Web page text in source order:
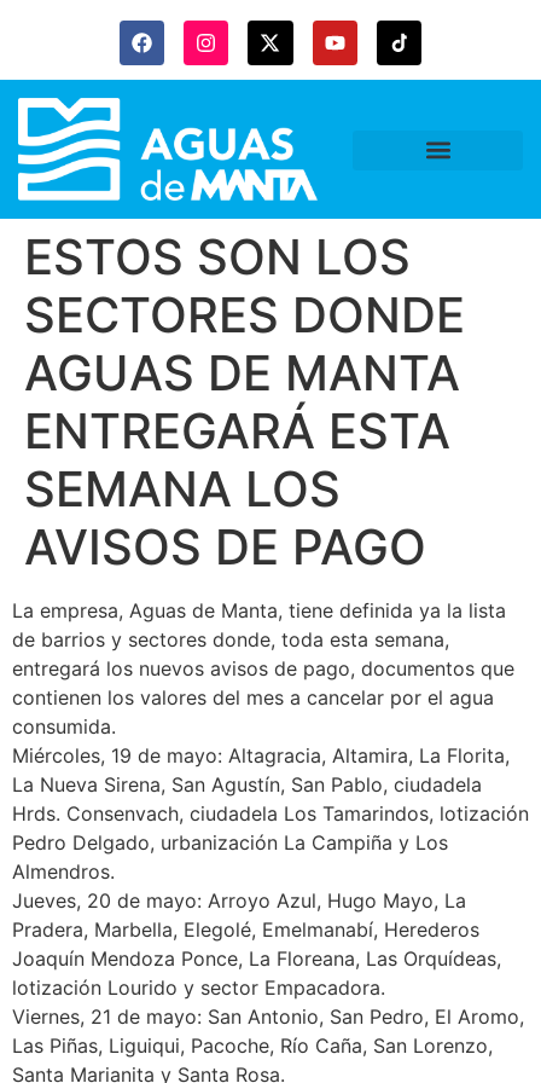
ESTOS SON LOS
SECTORES DONDE
AGUAS DE MANTA
ENTREGARÁ ESTA
SEMANA LOS
AVISOS DE PAGO
La empresa, Aguas de Manta, tiene definida ya la lista
de barrios y sectores donde, toda esta semana,
entregará los nuevos avisos de pago, documentos que
contienen los valores del mes a cancelar por el agua
consumida.
Miércoles, 19 de mayo: Altagracia, Altamira, La Florita,
La Nueva Sirena, San Agustín, San Pablo, ciudadela
Hrds. Consenvach, ciudadela Los Tamarindos, lotización
Pedro Delgado, urbanización La Campiña y Los
Almendros.
Jueves, 20 de mayo: Arroyo Azul, Hugo Mayo, La
Pradera, Marbella, Elegolé, Emelmanabí, Herederos
Joaquín Mendoza Ponce, La Floreana, Las Orquídeas,
lotización Lourido y sector Empacadora.
Viernes, 21 de mayo: San Antonio, San Pedro, El Aromo,
Las Piñas, Liguiqui, Pacoche, Río Caña, San Lorenzo,
Santa Marianita y Santa Rosa.